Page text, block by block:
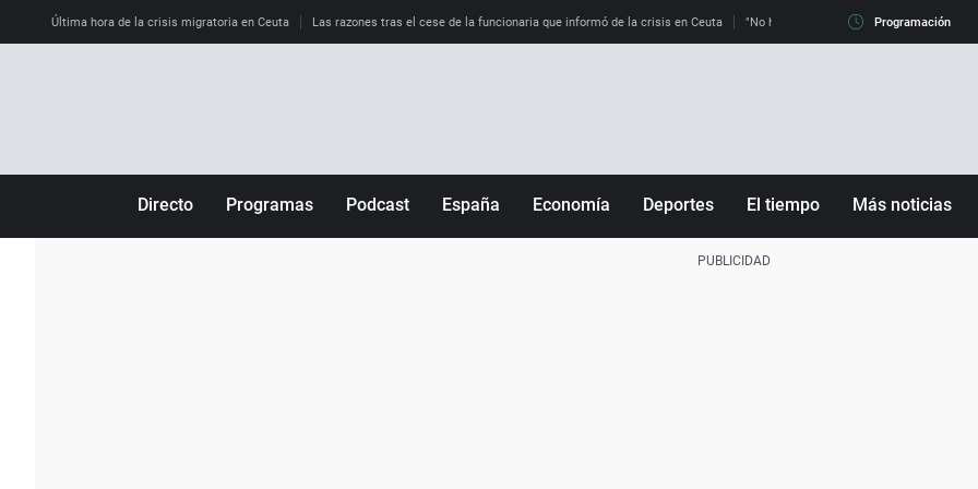
Última hora de la crisis migratoria en Ceuta Las razones tras el cese de la funcionaria que informó de la crisis en Ceuta "No hay mafias, que no nos engañen":
Programación
Directo Programas Podcast España Economía Deportes El tiempo Más noticias